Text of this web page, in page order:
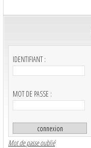
IDENTIFIANT :
MOT DE PASSE :
Mot de passe oublié